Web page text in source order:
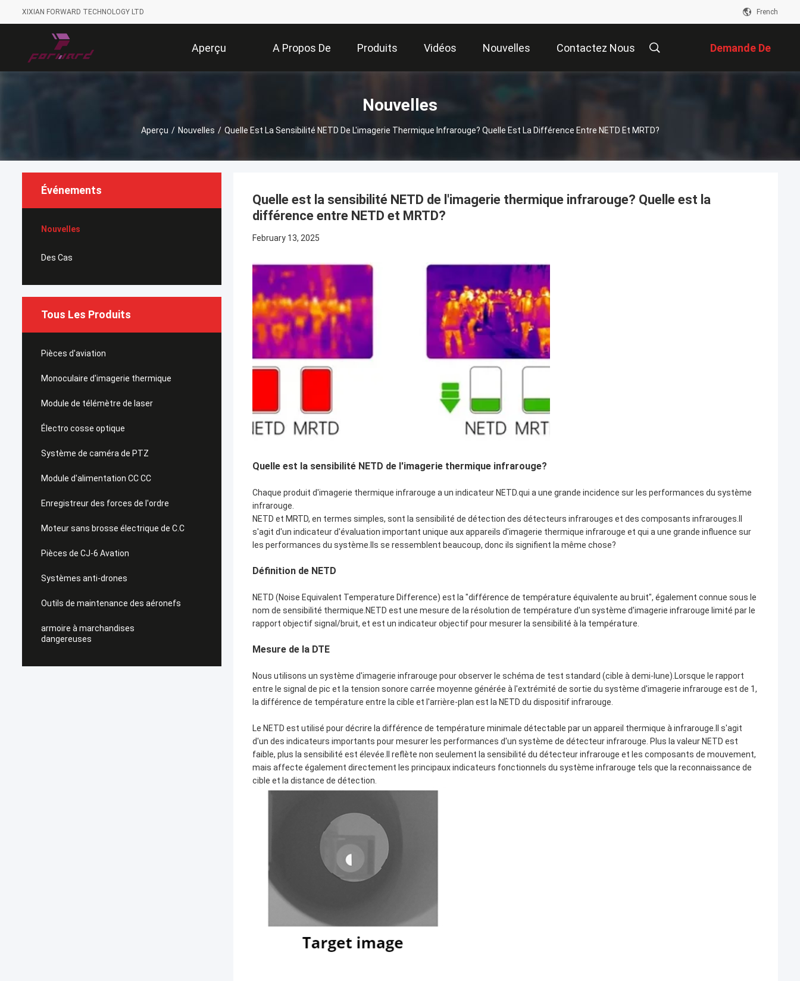
XIXIAN FORWARD TECHNOLOGY LTD French
Aperçu A Propos De Produits Vidéos Nouvelles Contactez Nous Demande De
Soumission
Nouvelles
Aperçu / Nouvelles / Quelle Est La Sensibilité NETD De L'imagerie Thermique Infrarouge? Quelle Est La Différence Entre NETD Et MRTD?
Événements
Nouvelles
Des Cas
Tous Les Produits
Pièces d'aviation
Monoculaire d'imagerie thermique
Module de télémètre de laser
Électro cosse optique
Système de caméra de PTZ
Module d'alimentation CC CC
Enregistreur des forces de l'ordre
Moteur sans brosse électrique de C.C
Pièces de CJ-6 Avation
Systèmes anti-drones
Outils de maintenance des aéronefs
armoire à marchandises
dangereuses
Quelle est la sensibilité NETD de l'imagerie thermique infrarouge? Quelle est la
différence entre NETD et MRTD?
February 13, 2025
Quelle est la sensibilité NETD de l'imagerie thermique infrarouge?
Chaque produit d'imagerie thermique infrarouge a un indicateur NETD.qui a une grande incidence sur les performances du système
infrarouge.
NETD et MRTD, en termes simples, sont la sensibilité de détection des détecteurs infrarouges et des composants infrarouges.Il
s'agit d'un indicateur d'évaluation important unique aux appareils d'imagerie thermique infrarouge et qui a une grande influence sur
les performances du système.Ils se ressemblent beaucoup, donc ils signifient la même chose?
Définition de NETD
NETD (Noise Equivalent Temperature Difference) est la "différence de température équivalente au bruit", également connue sous le
nom de sensibilité thermique.NETD est une mesure de la résolution de température d'un système d'imagerie infrarouge limité par le
rapport objectif signal/bruit, et est un indicateur objectif pour mesurer la sensibilité à la température.
Mesure de la DTE
Nous utilisons un système d'imagerie infrarouge pour observer le schéma de test standard (cible à demi-lune).Lorsque le rapport
entre le signal de pic et la tension sonore carrée moyenne générée à l'extrémité de sortie du système d'imagerie infrarouge est de 1,
la différence de température entre la cible et l'arrière-plan est la NETD du dispositif infrarouge.
Le NETD est utilisé pour décrire la différence de température minimale détectable par un appareil thermique à infrarouge.Il s'agit
d'un des indicateurs importants pour mesurer les performances d'un système de détecteur infrarouge. Plus la valeur NETD est
faible, plus la sensibilité est élevée.Il reflète non seulement la sensibilité du détecteur infrarouge et les composants de mouvement,
mais affecte également directement les principaux indicateurs fonctionnels du système infrarouge tels que la reconnaissance de
cible et la distance de détection.